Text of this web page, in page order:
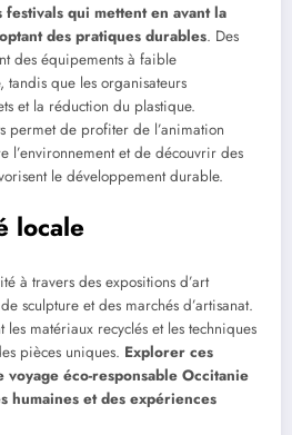
festivals qui mettent en avant la
des pratiques durables. Des
des équipements à faible
tandis que les organisateurs
et la réduction du plastique.
permet de profiter de l’animation
l’environnement et de découvrir des
le développement durable.
locale
à travers des expositions d’art
sculpture et des marchés d’artisanat.
les matériaux recyclés et les techniques
pièces uniques. Explorer ces
éco-responsable Occitanie
humaines et des expériences